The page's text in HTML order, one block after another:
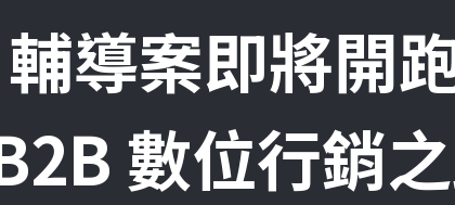
導案即將開
數位行銷之